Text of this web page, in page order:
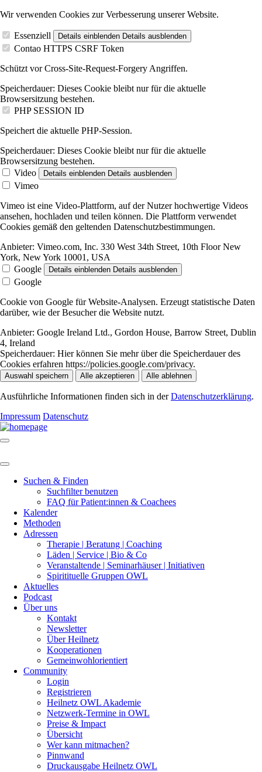
Wir verwenden Cookies zur Verbesserung unserer Website.
Essenziell Details einblenden Details ausblenden
Contao HTTPS CSRF Token
Schützt vor Cross-Site-Request-Forgery Angriffen.
Speicherdauer: Dieses Cookie bleibt nur für die aktuelle
Browsersitzung bestehen.
PHP SESSION ID
Speichert die aktuelle PHP-Session.
Speicherdauer: Dieses Cookie bleibt nur für die aktuelle
Browsersitzung bestehen.
Video
Details einblenden Details ausblenden
Vimeo
Vimeo ist eine Video-Plattform, auf der Nutzer hochwertige Videos
ansehen, hochladen und teilen können. Die Plattform verwendet
Cookies gemäß den geltenden Datenschutzbestimmungen.
Anbieter: Vimeo.com, Inc. 330 West 34th Street, 10th Floor New
York, New York 10001, USA
Google
Details einblenden Details ausblenden
Google
Cookie von Google für Website-Analysen. Erzeugt statistische Daten
darüber, wie der Besucher die Website nutzt.
Anbieter: Google Ireland Ltd., Gordon House, Barrow Street, Dublin
4, Ireland
Speicherdauer: Hier können Sie mehr über die Speicherdauer des
Cookies erfahren https://policies.google.com/privacy.
Auswahl speichern Alle akzeptieren Alle ablehnen
Ausführliche Informationen finden sich in derDatenschutzerklärung.
Impressum Datenschutz
Suchen & Finden
Suchfilter benutzen
FAQ für Patient:innen & Coachees
Kalender
Methoden
Adressen
Therapie | Beratung | Coaching
Läden | Service | Bio & Co
Veranstaltende | Seminarhäuser | Initiativen
Spiritituelle Gruppen OWL
Aktuelles
Podcast
Über uns
Kontakt
Newsletter
Über Heilnetz
Kooperationen
Gemeinwohlorientiert
Community
Login
Registrieren
Heilnetz OWL Akademie
Netzwerk-Termine in OWL
Preise & Impact
Übersicht
Wer kann mitmachen?
Pinnwand
Druckausgabe Heilnetz OWL